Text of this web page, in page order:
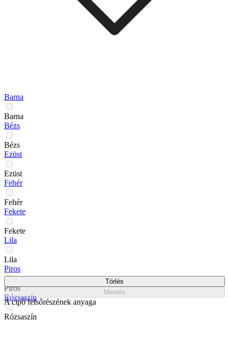
Barna
Barna
Bézs
Bézs
Ezüst
Ezüst
Fehér
Fehér
Fekete
Fekete
Lila
Lila
Piros
Piros
Rózsaszín
Rózsaszín
Törlés
Mentés
A cipő felsőrészének anyaga